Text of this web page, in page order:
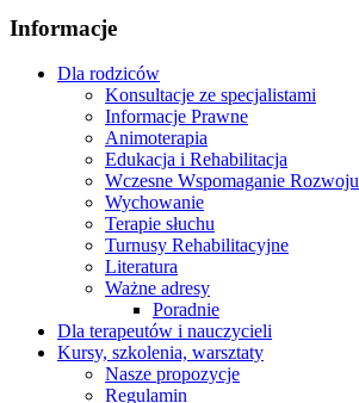
Informacje
Dla rodziców
Konsultacje ze specjalistami
Informacje Prawne
Animoterapia
Edukacja i Rehabilitacja
Wczesne Wspomaganie Rozwoju
Wychowanie
Terapie słuchu
Turnusy Rehabilitacyjne
Literatura
Ważne adresy
Poradnie
Dla terapeutów i nauczycieli
Kursy, szkolenia, warsztaty
Nasze propozycje
Regulamin